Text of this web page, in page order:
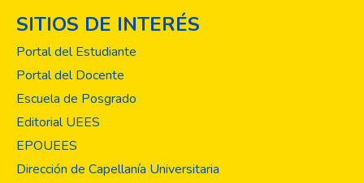
SITIOS DE INTERÉS
Portal del Estudiante
Portal del Docente
Escuela de Posgrado
Editorial UEES
EPOUEES
Dirección de Capellanía Universitaria